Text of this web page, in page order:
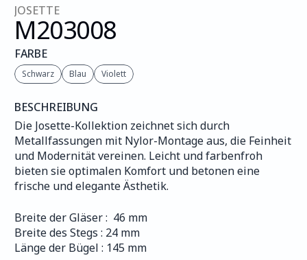
JOSETTE
M203008
FARBE
Schwarz Blau Violett
BESCHREIBUNG
Die Josette-Kollektion zeichnet sich durch
Metallfassungen mit Nylor-Montage aus, die Feinheit
und Modernität vereinen. Leicht und farbenfroh
bieten sie optimalen Komfort und betonen eine
frische und elegante Ästhetik.
Breite der Gläser :  46 mm
Breite des Stegs : 24 mm
Länge der Bügel : 145 mm